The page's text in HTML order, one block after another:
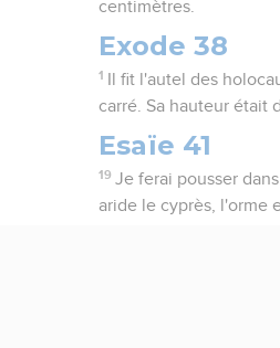
centimètres.
Exode 38
1
Il fit l'autel des
carré. Sa hauteur était
Esaïe 41
19 Je ferai pousser
aride le cyprès, l'orme